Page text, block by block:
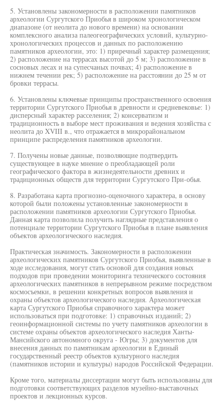
5. Установлены закономерности в расположении памятников
археологии Сургутского Приобья в широком хронологическом
диапазоне (от неолита до нового времени) на основании
комплексного анализа палеогеографических условий, культурно-
хронологических процессов и данных по расположению
памятников археологии, это: 1) приречный характер размещения;
2) расположение на террасах высотой до 5 м; 3) расположение в
сосновых лесах и на супесчаных почвах; 4) расположение в
нижнем течении рек; 5) расположение на расстоянии до 25 м от
бровки террасы.
6. Установлены ключевые принципы пространственного освоения
территории Сургутского Приобья в древности и средневековье: 1)
дисперсный характер расселения; 2) консерватизм и
традиционность в выборе мест проживания и ведения хозяйства с
неолита до XVIII в., что отражается в микрорайональном
принципе распределения памятников археологии.
7. Получены новые данные, позволяющие подтвердить
существующее в науке мнение о преобладающей роли
географического фактора в жизнедеятельности древних и
традиционных обществ для территории Сургутского При-обья.
8. Разработана карта прогнозно-оценочного характера, в основу
которой были положены установленные закономерности в
расположении памятников археологии Сургутского Приобья.
Данная карта позволила получить наглядные представления о
потенциале территории Сургутского Приобья в плане выявления
объектов археологического наследия.
Практическая значимость. Закономерности в расположении
археологических памятников Сургутского Приобья, выявленные в
ходе исследования, могут стать основой для создания новых
подходов при проведении мониторинга технического состояния
археологических памятников в непрерывном режиме посредством
космосъемки, в решении конкретных вопросов выявления и
охраны объектов археологического наследия. Археологическая
карта Сургутского Приобья справочного характера может
использоваться при подготовке: 1) справочных изданий; 2)
геоинформационной системы по учету памятников археологии в
системе охраны объектов археологического наследия Ханты-
Мансийского автономного округа - Югры; 3) документов для
внесения данных по памятникам археологии в Единый
государственный реестр объектов культурного наследия
(памятников истории и культуры) народов Российской Федерации.
Кроме того, материалы диссертации могут быть использованы для
подготовки соответствующих разделов музейно-выставочных
проектов и лекционных курсов.